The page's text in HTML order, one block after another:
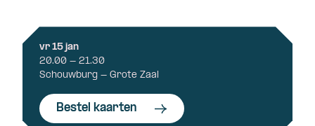
vr 15 jan
20.00 - 21.30
Schouwburg - Grote Zaal
Bestel kaarten